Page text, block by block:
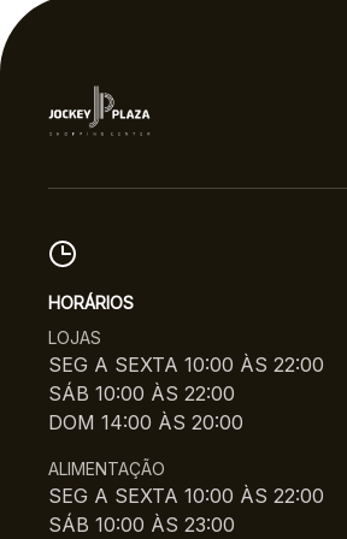
HORÁRIOS
LOJAS
SEG A SEXTA 10:00 ÀS 22:00
SÁB 10:00 ÀS 22:00
DOM 14:00 ÀS 20:00
ALIMENTAÇÃO
SEG A SEXTA 10:00 ÀS 22:00
SÁB 10:00 ÀS 23:00